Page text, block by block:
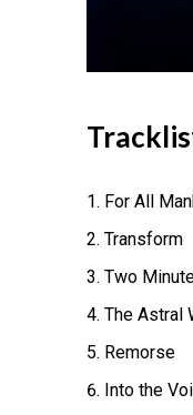
For All
Transform
Two
The Astral
Remorse
Into the